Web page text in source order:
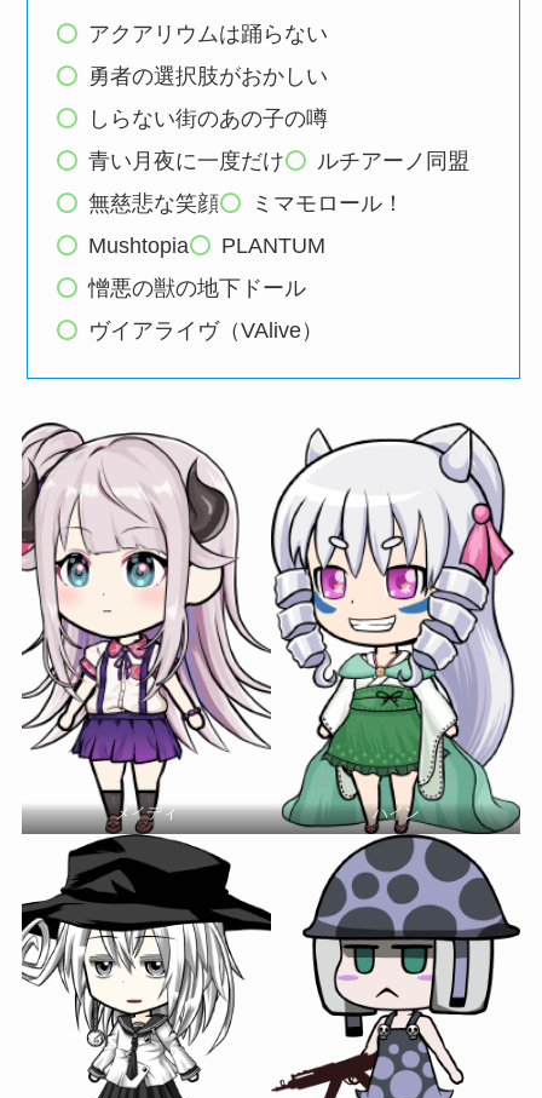
アクアリウムは踊らない
勇者の選択肢がおかしい
しらない街のあの子の噂
青い月夜に一度だけ
ルチアーノ同盟
無慈悲な笑顔
ミマモロール！
Mushtopia
PLANTUM
憎悪の獣の地下ドール
ヴイアライヴ（VAlive）
メイディ ハイン